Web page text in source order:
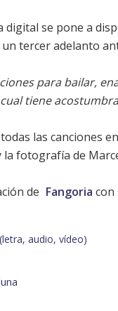
digital se pone a
un tercer adelanto
para bailar,
tiene
las canciones
la fotografía de
de Fangoria con
(letra, audio, vídeo)